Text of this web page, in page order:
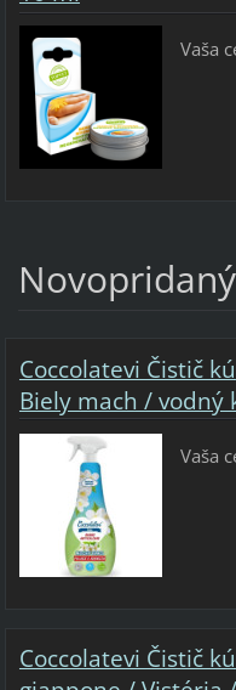
Vaša
Coccolatevi Čistič
Biely mach / vodný
Vaša
Coccolatevi Čistič